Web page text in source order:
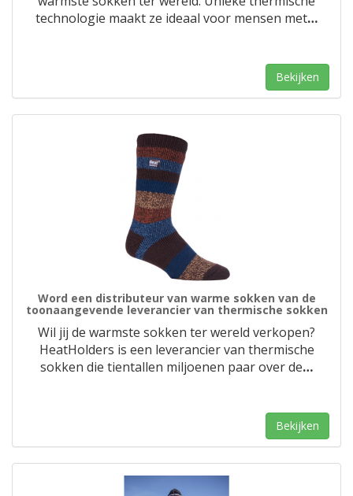
technologie maakt ze ideaal voor mensen met…
Bekijken
Word een distributeur van warme sokken van de
toonaangevende leverancier van thermische sokken
Wil jij de warmste sokken ter wereld verkopen?
HeatHolders is een leverancier van thermische
sokken die tientallen miljoenen paar over de…
Bekijken